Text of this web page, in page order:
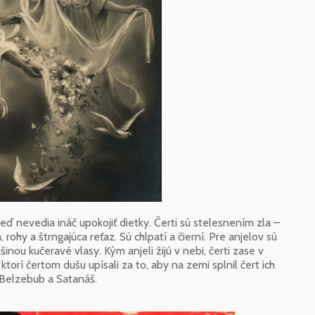
nevedia ináč upokojiť dietky. Čerti sú stelesnením zla –
a štrngajúca reťaz. Sú chlpatí a čierní. Pre anjelov sú
kučeravé vlasy. Kým anjeli žijú v nebi, čerti zase v
čertom dušu upísali za to, aby na zemi splnil čert ich
a Satanáš.